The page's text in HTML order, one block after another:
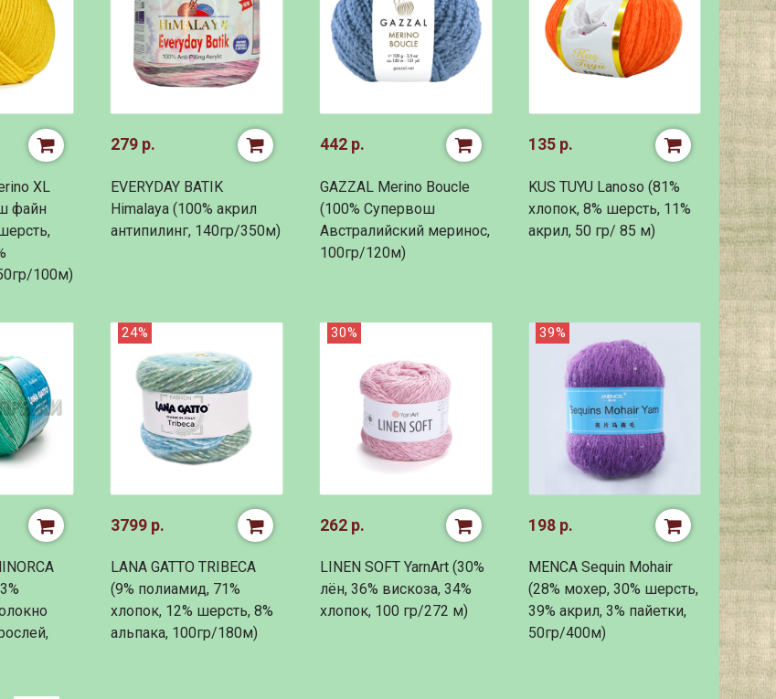
XL
файн
100м)
279 р.
EVERYDAY BATIK
Himalaya (100% акрил
антипилинг, 140гр/350м)
442 р.
GAZZAL Merino Boucle
(100% Супервош
Австралийский меринос,
100гр/120м)
135 р.
KUS TUYU Lanoso (81%
хлопок, 8% шерсть, 11%
акрил, 50 гр/ 85 м)
24%
3799 р.
LANA GATTO TRIBECA
(9% полиамид, 71%
хлопок, 12% шерсть, 8%
альпака, 100гр/180м)
30%
262 р.
LINEN SOFT YarnArt (30%
лён, 36% вискоза, 34%
хлопок, 100 гр/272 м)
39%
198 р.
MENCA Sequin Mohair
(28% мохер, 30% шерсть,
39% акрил, 3% пайетки,
50гр/400м)